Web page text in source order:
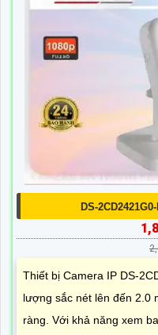
DS-
Thiết bị Camera IP DS-
lượng sắc nét lên đến 2.0
ràng. Với khả năng xem